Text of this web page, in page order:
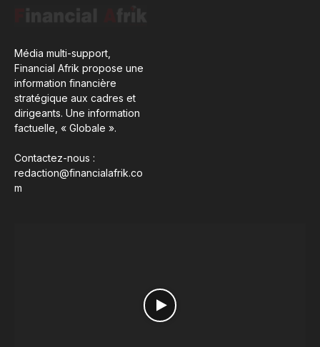
Média multi-support,
Financial Afrik propose une
information financière
stratégique aux cadres et
dirigeants. Une information
factuelle, « Globale ».
Contactez-nous :
redaction@financialafrik.co
m